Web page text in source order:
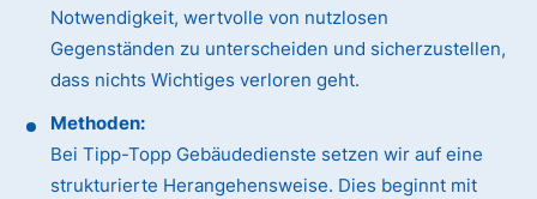
Notwendigkeit, wertvolle von nutzlosen
Gegenständen zu unterscheiden und sicherzustellen,
dass nichts Wichtiges verloren geht.
Methoden:
Bei Tipp-Topp Gebäudedienste setzen wir auf eine
strukturierte Herangehensweise. Dies beginnt mit